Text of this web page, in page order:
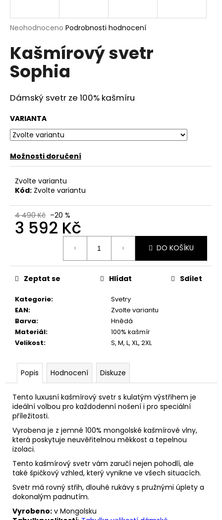
Průměrné
produktu
je
0,0
z
hvězdiček.
Neohodnoceno Podrobnosti hodnocení
Kašmírový svetr
Sophia
Dámský svetr ze 100% kašmíru
VARIANTA
Možnosti doručení
Zvolte variantu
Kód: Zvolte variantu
4 490 Kč –20 %
3 592 Kč
DO KOŠÍKU
Kategorie:
Svetry
EAN:
Zvolte variantu
Barva:
Hnědá
Materiál:
100% kašmír
Velikost: S, M, L, XL, 2XL
Zeptat se Hlídat Sdílet
Popis Hodnocení Diskuze
Tento luxusní kašmírový svetr s kulatým výstřihem je
ideální volbou pro každodenní nošení i pro speciální
příležitosti.
Vyrobena je z jemné 100% mongolské kašmírové vlny,
která poskytuje neuvěřitelnou měkkost a tepelnou
izolaci.
Tento kašmírový svetr vám zaručí nejen pohodlí, ale
také špičkový vzhled, který vynikne ve všech situacích.
Svetr má rovný střih, dlouhé rukávy s pružnými úplety a
dokonalým padnutím.
Vyrobeno: v Mongolsku
j
t
?
D
o
p
o
r
u
u
m
e